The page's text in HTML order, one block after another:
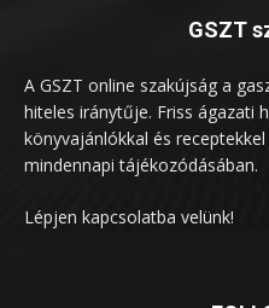
GSZT
A GSZT online szakújság a
hiteles iránytűje. Friss ágazati
könyvajánlókkal és
mindennapi tájékozódásában.
Lépjen kapcsolatba velünk!